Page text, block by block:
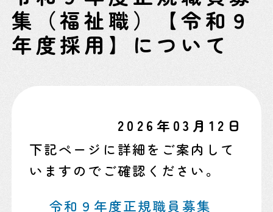
集（福祉職）【令和９
年度採用】について
2026年03月12日
下記ページに詳細をご案内して
いますのでご確認ください。
令和９年度正規職員募集